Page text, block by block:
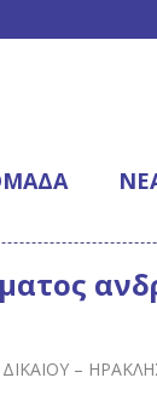
ΔΙΚΑΊΟΥ –